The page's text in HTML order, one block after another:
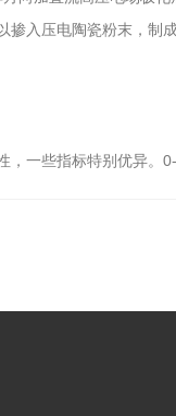
入压电陶瓷粉末，制
一些指标特别优异。0-